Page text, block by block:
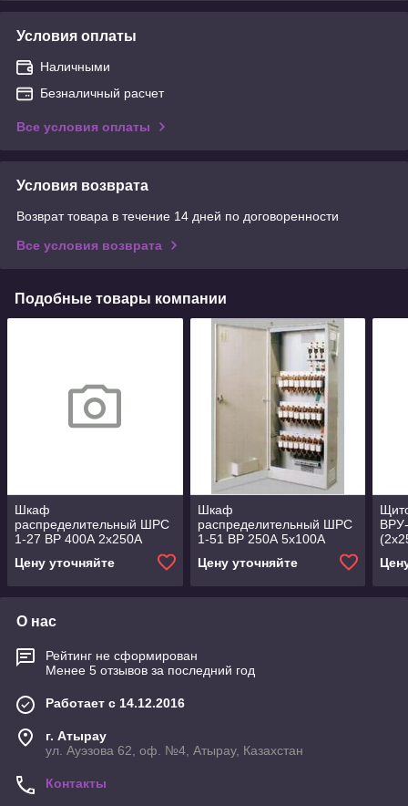
Условия оплаты
Наличными
Безналичный расчет
Все условия оплаты
Условия возврата
Возврат товара в течение 14 дней по договоренности
Все условия возврата
Подобные товары компании
Шкаф
распределительный ШРС
1-27 ВР 400А 2х250А
Цену уточняйте
Шкаф
распределительный ШРС
1-51 ВР 250А 5х100А
Цену уточняйте
О нас
Рейтинг не сформирован
Менее 5 отзывов за последний год
Работает с 14.12.2016
г. Атырау
ул. Ауэзова 62, оф. №4, Атырау, Казахстан
Контакты